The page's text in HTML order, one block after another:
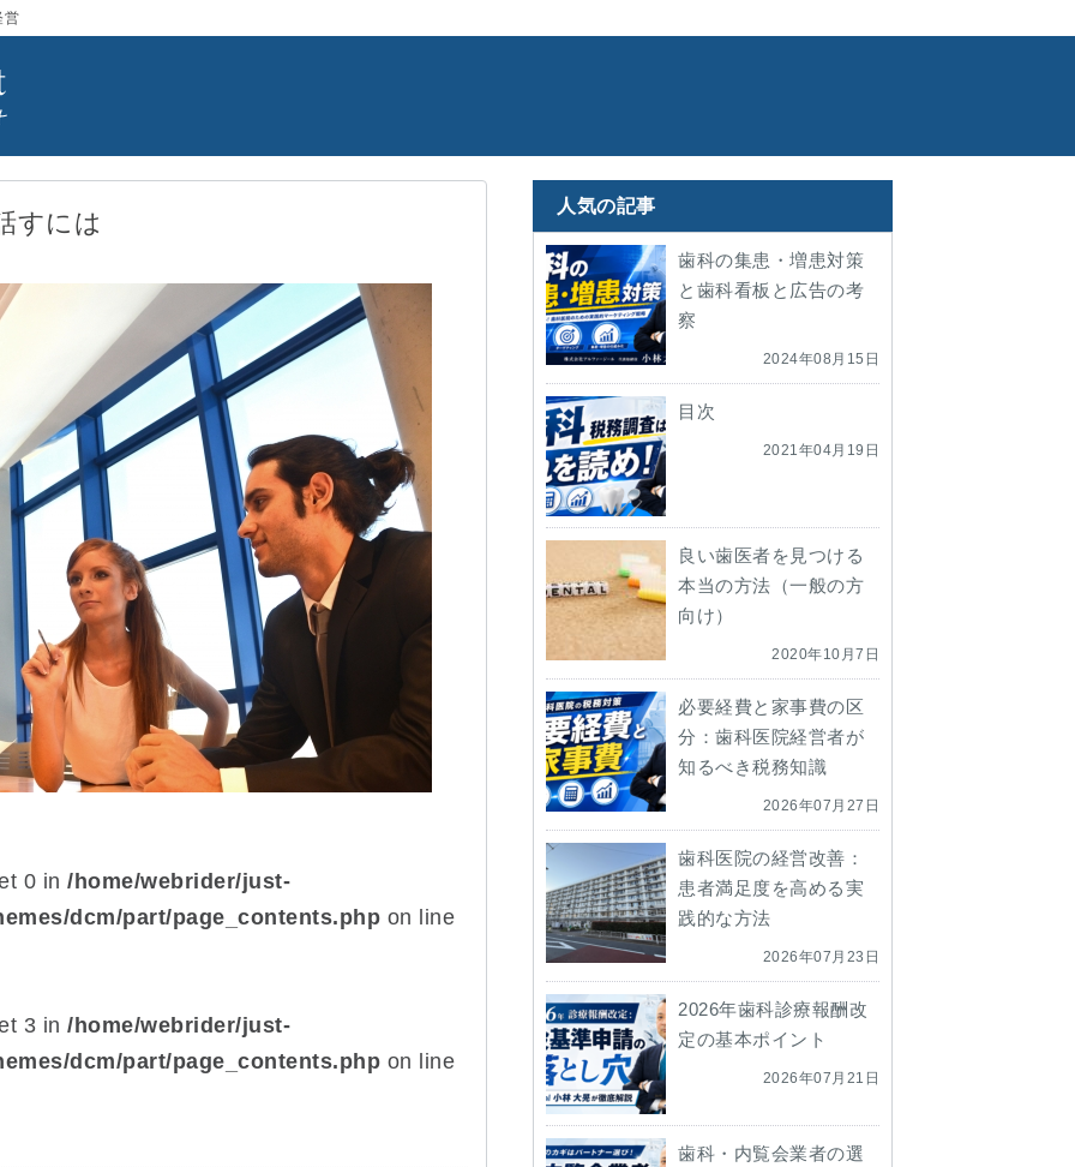
営
すには
0 in /home/webrider/just-
dcm/part/page_contents.php on line
3 in /home/webrider/just-
dcm/part/page_contents.php on line
人気の記事
歯科の集患・増患対策
と歯科看板と広告の考
察
2024年08月15日
目次
2021年04月19日
良い歯医者を見つける
本当の方法（一般の方
向け）
2020年10月7日
必要経費と家事費の区
分：歯科医院経営者が
知るべき税務知識
2026年07月27日
歯科医院の経営改善：
患者満足度を高める実
践的な方法
2026年07月23日
2026年歯科診療報酬改
定の基本ポイント
2026年07月21日
歯科・内覧会業者の選